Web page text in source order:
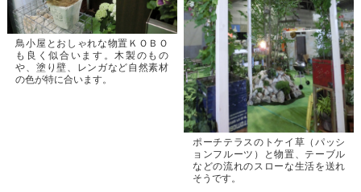
鳥小屋とおしゃれな物置ＫＯＢＯ
も良く似合います。木製のもの
や、塗り壁、レンガなど自然素材
の色が特に合います。
ポーチテラスのトケイ草（パッシ
ョンフルーツ）と物置、テーブル
などの流れのスローな生活を送れ
そうです。